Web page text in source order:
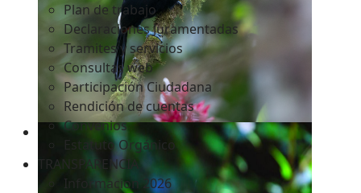
Plan de trabajo
Declaraciones Juramentadas
Tramites y servicios
Consultas web
Participación Ciudadana
Rendición de cuentas
Convenios
Estatuto Orgánico
TRANSPARENCIA
Informacion 2026